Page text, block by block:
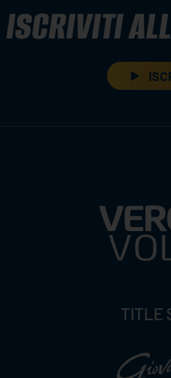
ISCRIVITI
TITLE